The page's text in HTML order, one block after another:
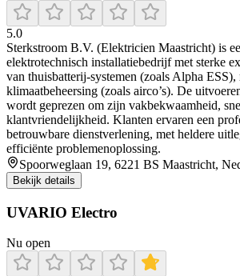
5.0
Sterkstroom B.V. (Elektricien Maastricht) is
elektrotechnisch installatiebedrijf met sterke
van thuisbatterij‑systemen (zoals Alpha ESS),
klimaatbeheersing (zoals airco’s). De
wordt geprezen om zijn vakbekwaamheid,
klantvriendelijkheid. Klanten ervaren een
betrouwbare dienstverlening, met heldere
efficiënte problemenoplossing.
Spoorweglaan 19, 6221 BS Maastricht,
Bekijk details
UVARIO Electro
Nu open